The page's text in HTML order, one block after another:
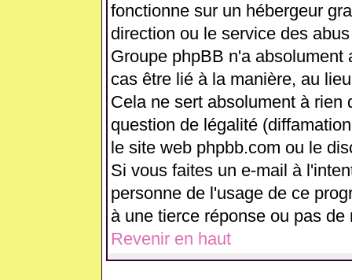
fonctionne sur un hébergeur
direction ou le service des
Groupe phpBB n'a
cas être lié à la manière, au
Cela ne sert absolument à rien
question de légalité
le site web phpbb.com ou le
Si vous faites un e-mail à
personne de l'usage de ce
à une tierce réponse ou pas de
Revenir en haut